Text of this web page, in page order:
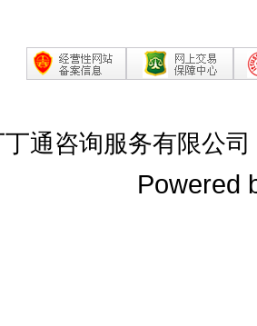
丁通咨询服务有限公
Powered